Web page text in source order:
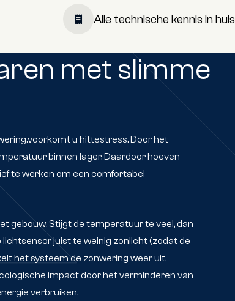
Alle technische kennis in huis
met slimme
u hittestress. Door het
binnen lager. Daardoor hoeven
te werken om een comfortabel
gebouw. Stijgt de temperatuur te veel, dan
juist te weinig zonlicht (zodat de
het systeem de zonwering weer uit.
impact door het verminderen van
verbruiken.